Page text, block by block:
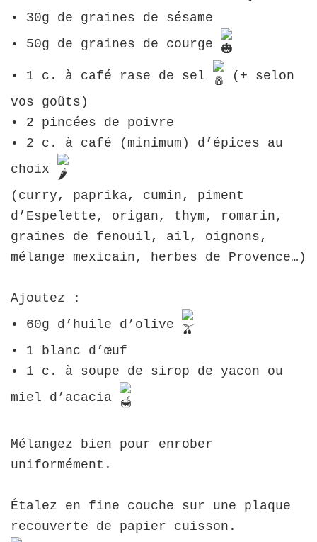
• 30g de graines de sésame
• 50g de graines de courge
• 1 c. à café rase de sel
(+ selon
vos goûts)
• 2 pincées de poivre
• 2 c. à café (minimum) d’épices au
choix
(curry, paprika, cumin, piment
d’Espelette, origan, thym, romarin,
graines de fenouil, ail, oignons,
mélange mexicain, herbes de Provence…)
Ajoutez :
• 60g d’huile d’olive
• 1 blanc d’œuf
• 1 c. à soupe de sirop de yacon ou
miel d’acacia
Mélangez bien pour enrober
uniformément.
Étalez en fine couche sur une plaque
recouverte de papier cuisson.